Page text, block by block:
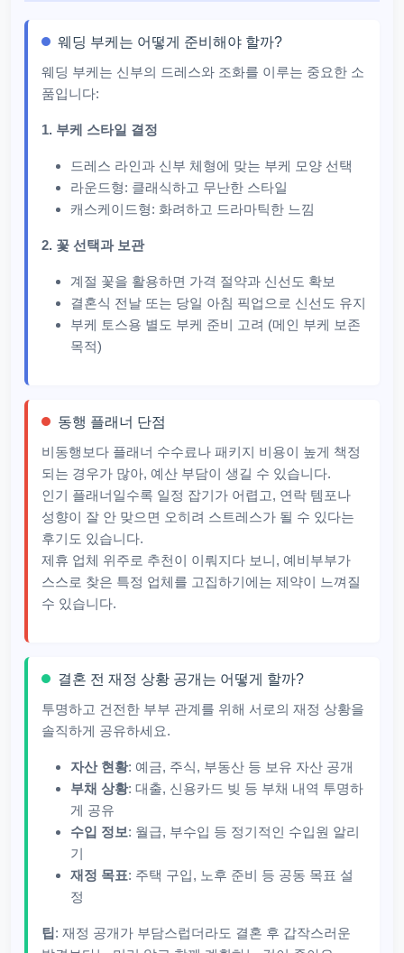
웨딩 부케는 어떻게 준비해야 할까?
웨딩 부케는 신부의 드레스와 조화를 이루는 중요한 소
품입니다:
1. 부케 스타일 결정
드레스 라인과 신부 체형에 맞는 부케 모양 선택
라운드형: 클래식하고 무난한 스타일
캐스케이드형: 화려하고 드라마틱한 느낌
2. 꽃 선택과 보관
계절 꽃을 활용하면 가격 절약과 신선도 확보
결혼식 전날 또는 당일 아침 픽업으로 신선도 유지
부케 토스용 별도 부케 준비 고려 (메인 부케 보존
목적)
동행 플래너 단점
비동행보다 플래너 수수료나 패키지 비용이 높게 책정
되는 경우가 많아, 예산 부담이 생길 수 있습니다.​
인기 플래너일수록 일정 잡기가 어렵고, 연락 템포나
성향이 잘 안 맞으면 오히려 스트레스가 될 수 있다는
후기도 있습니다.​
제휴 업체 위주로 추천이 이뤄지다 보니, 예비부부가
스스로 찾은 특정 업체를 고집하기에는 제약이 느껴질
수 있습니다.
결혼 전 재정 상황 공개는 어떻게 할까?
투명하고 건전한 부부 관계를 위해 서로의 재정 상황을
솔직하게 공유하세요.
자산 현황: 예금, 주식, 부동산 등 보유 자산 공개
부채 상황: 대출, 신용카드 빚 등 부채 내역 투명하
게 공유
수입 정보: 월급, 부수입 등 정기적인 수입원 알리
기
재정 목표: 주택 구입, 노후 준비 등 공동 목표 설
정
팁 : 재정 공개가 부담스럽더라도 결혼 후 갑작스러운